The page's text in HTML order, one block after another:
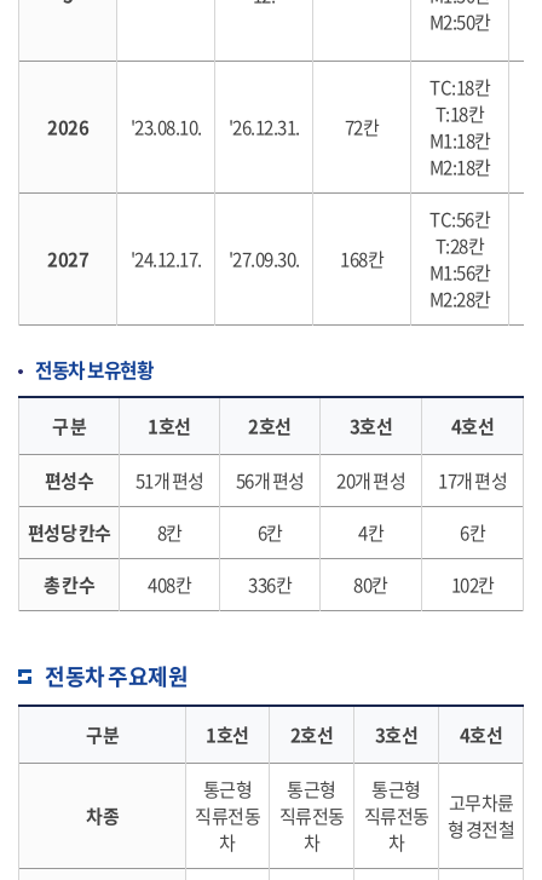
M2:50칸
2026 '23.08.10. '26.12.31. 72칸
TC:18칸
T:18칸
M1:18칸
M2:18칸
2027 '24.12.17. '27.09.30. 168칸
TC:56칸
T:28칸
M1:56칸
M2:28칸
전동차 보유현황
구 분 1호선 2호선 3호선 4호선
편성수 51개 편성 56개 편성 20개 편성
17개 편성
편성당 칸수
8칸 6칸 4칸
6칸
총 칸수
408칸 336칸 80칸 102칸
전동차 주요제원
구분 1호선 2호선 3호선 4호선
차종
통근형
직류전동
차
통근형
직류전동
차
통근형
직류전동
차
고무차륜
형 경전철